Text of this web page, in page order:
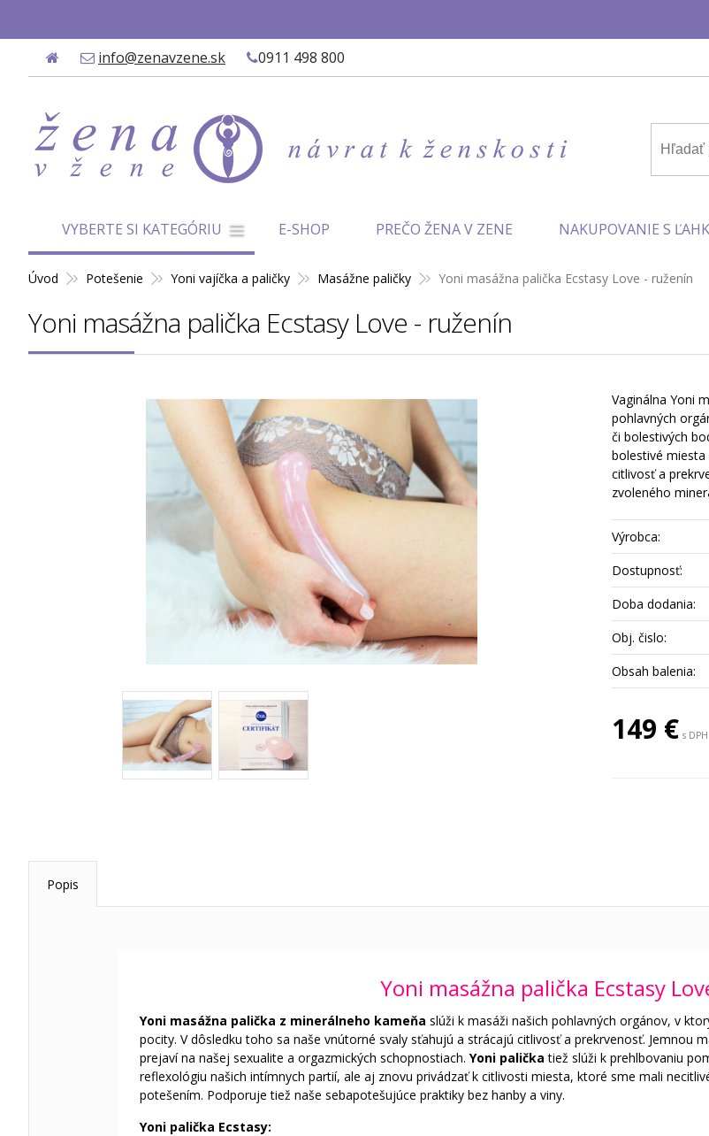
info@zenavzene.sk 0911 498 800
Úvod Potešenie Yoni vajíčka a paličky Masážne paličky Yoni masážna palička Ecstasy Love - ruženín
Yoni masážna palička Ecstasy Love - ruženín
Vaginálna Yoni
pohlavných
či bolestivých
bolestivé miesta
citlivosť a
zvoleného
Výrobca:
Dostupnosť:
Doba dodania:
Obj. čislo:
Obsah balenia:
149 € s DPH
Popis
Yoni masážna palička Ecstasy
Yoni masážna palička z minerálneho kameňa slúži k masáži našich pohlavných orgánov, v
pocity. V dôsledku toho sa naše vnútorné svaly sťahujú a strácajú citlivosť a prekrvenosť. Jemnou
prejaví na našej sexualite a orgazmických schopnostiach. Yoni palička tiež slúži k prehlbovaniu
reflexológiu našich intímnych partií, ale aj znovu privádzať k citlivosti miesta, ktoré sme mali
potešením. Podporuje tiež naše sebapotešujúce praktiky bez hanby a viny.
Yoni palička Ecstasy:
VYBERTE SI KATEGÓRIU E-SHOP PREČO ŽENA V ZENE NAKUPOVANIE S